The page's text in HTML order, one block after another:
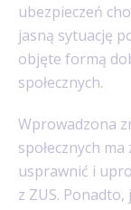
ubezpieczeń
jasną sytuację
objęte formą
społecznych.
Wprowadzona
społecznych
usprawnić i
z ZUS.